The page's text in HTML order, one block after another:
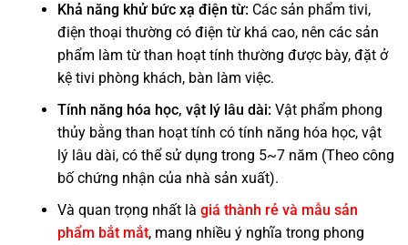
Khả năng khử bức xạ điện từ: Các sản phẩm tivi,
điện thoại thường có điện từ khá cao, nên các sản
phẩm làm từ than hoạt tính thường được bày, đặt ở
kệ tivi phòng khách, bàn làm việc.
Tính năng hóa học, vật lý lâu dài: Vật phẩm phong
thủy bằng than hoạt tính có tính năng hóa học, vật
lý lâu dài, có thể sử dụng trong 5~7 năm (Theo công
bố chứng nhận của nhà sản xuất).
Và quan trọng nhất là giá thành rẻ và mẫu sản
phẩm bắt mắt, mang nhiều ý nghĩa trong phong